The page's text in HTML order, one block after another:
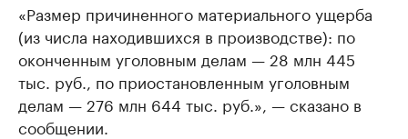
«Размер причиненного материального ущерба
(из числа находившихся в производстве): по
оконченным уголовным делам — 28 млн 445
тыс. руб., по приостановленным уголовным
делам — 276 млн 644 тыс. руб.», — сказано в
сообщении.